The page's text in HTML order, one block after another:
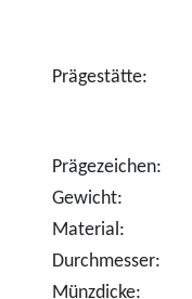
Prägestätte:
Prägezeichen:
Gewicht:
Material:
Durchmesser:
Münzdicke: